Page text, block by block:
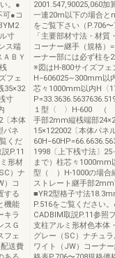
。●
可●コ
寸
ス端
ＢＹ
フェ
35×32
寸
〔本体
パネ
くだ
P.11
形材
）ナ
）コ
する
機能
キラ
スＧ
フェ
送費
2001.547,90025,060加
一連20m以下の場合と
をご覧下さい（P.706
「主要部材寸法・材
コーナー継手（規格）
ーナー部には必ず柱を
※図はH-800サイズフェ
H−606025∼300mm以
芯々1000mm以内H〈
１型〈 〉H-600 （
手部2mm縦桟端部
15×122002〔本体パネ
1998〔上下桟寸法〕
まで）柱芯々1000mm
型（ ）H-1000の場合
ストレート継手部
■YR2型格子寸法
P.516をご覧ください
CADBIM取説P.11参照
支柱アルミ形材色本体
グレー（SC）ナチュ
ワイト（JW）コーナ